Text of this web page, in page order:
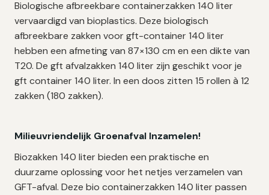
Biologische afbreekbare containerzakken 140 liter
vervaardigd van bioplastics. Deze biologisch
afbreekbare zakken voor gft-container 140 liter
hebben een afmeting van 87×130 cm en een dikte van
T20. De gft afvalzakken 140 liter zijn geschikt voor je
gft container 140 liter. In een doos zitten 15 rollen à 12
zakken (180 zakken).
Milieuvriendelijk Groenafval Inzamelen!
Biozakken 140 liter bieden een praktische en
duurzame oplossing voor het netjes verzamelen van
GFT-afval. Deze bio containerzakken 140 liter passen